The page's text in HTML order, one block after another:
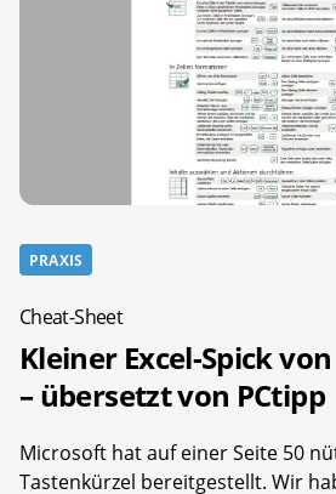
PRAXIS
Cheat-Sheet
Kleiner Excel-Spick
– übersetzt von PCtipp
Microsoft hat auf einer Seite 50
Tastenkürzel bereitgestellt. Wir